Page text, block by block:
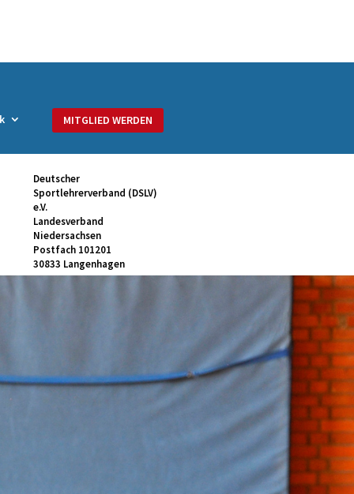
MITGLIED WERDEN
Deutscher
Sportlehrerverband (DSLV)
e.V.
Landesverband
Niedersachsen
Postfach 101201
30833 Langenhagen